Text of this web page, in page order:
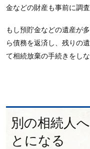
金などの財産も事前に調
もし預貯金などの遺産が
ら債務を返済し、残りの
て相続放棄の手続きをし
別の相続人
とになる